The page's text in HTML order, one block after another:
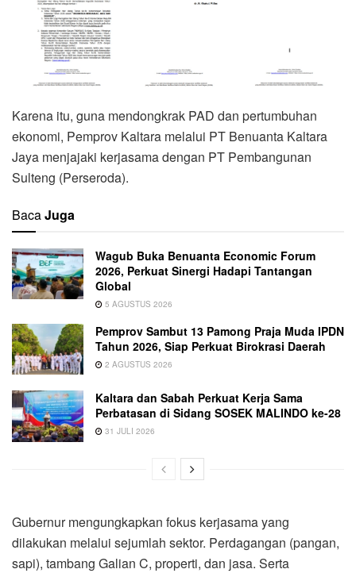
Karena itu, guna mendongkrak PAD dan pertumbuhan
ekonomi, Pemprov Kaltara melalui PT Benuanta Kaltara
Jaya menjajaki kerjasama dengan PT Pembangunan
Sulteng (Perseroda).
BacaJuga
Wagub Buka Benuanta Economic Forum
2026, Perkuat Sinergi Hadapi Tantangan
Global
5 AGUSTUS 2026
Pemprov Sambut 13 Pamong Praja Muda IPDN
Tahun 2026, Siap Perkuat Birokrasi Daerah
2 AGUSTUS 2026
Kaltara dan Sabah Perkuat Kerja Sama
Perbatasan di Sidang SOSEK MALINDO ke-28
31 JULI 2026
Gubernur mengungkapkan fokus kerjasama yang
dilakukan melalui sejumlah sektor. Perdagangan (pangan,
sapi), tambang Galian C, properti, dan jasa. Serta